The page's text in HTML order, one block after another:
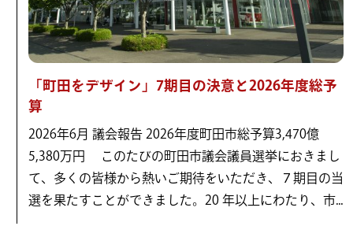
「町田をデザイン」7期目の決意と2026年度総予
算
2026年6月 議会報告 2026年度町田市総予算3,470億
5,380万円 このたびの町田市議会議員選挙におきまし
て、多くの皆様から熱いご期待をいただき、７期目の当
選を果たすことができました。20 年以上にわたり、市...